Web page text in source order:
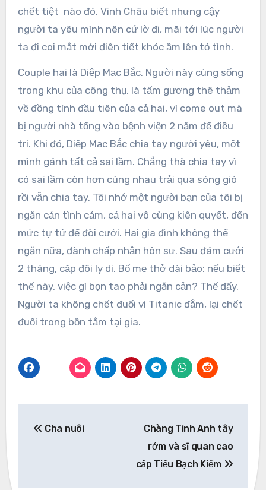
chết tiệt nào đó. Vinh Châu biết nhưng cậy
người ta yêu mình nên cứ lờ đi, mãi tới lúc người
ta đi coi mắt mới điên tiết khóc ầm lên tỏ tình.
Couple hai là Diệp Mạc Bắc. Người này cùng sống
trong khu của công thụ, là tấm gương thê thảm
về đồng tính đầu tiên của cả hai, vì come out mà
bị người nhà tống vào bệnh viện 2 năm để điều
trị. Khi đó, Diệp Mạc Bắc chia tay người yêu, một
mình gánh tất cả sai lầm. Chẳng thà chia tay vì
có sai lầm còn hơn cùng nhau trải qua sóng gió
rồi vẫn chia tay. Tôi nhớ một người bạn của tôi bị
ngăn cản tình cảm, cả hai vô cùng kiên quyết, đến
mức tự tử để đòi cưới. Hai gia đình không thể
ngăn nữa, đành chấp nhận hôn sự. Sau đám cưới
2 tháng, cặp đôi ly dị. Bố mẹ thở dài bảo: nếu biết
thế này, việc gì bọn tao phải ngăn cản? Thế đấy.
Người ta không chết đuối vì Titanic đắm, lại chết
đuối trong bồn tắm tại gia.
Cha nuôi
Chàng Tinh Anh tây
rởm và sĩ quan cao
cấp Tiểu Bạch Kiểm